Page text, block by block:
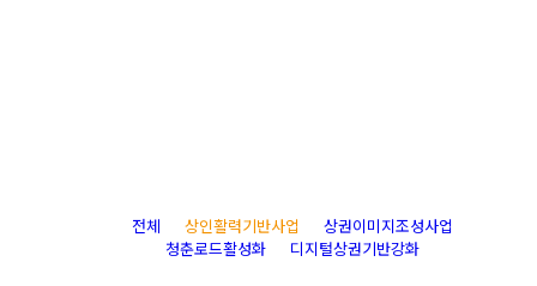
전체 상인활력기반사업
상권이미지조성사업
청춘로드활성화
디지털상권기반강화